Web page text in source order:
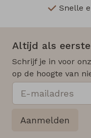
Snelle
Altijd als
Schrijf je in voor
op de hoogte van
Aanmelden